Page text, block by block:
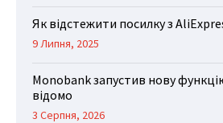
Як відстежити посилку з
9 Липня, 2025
Monobank запустив нову
відомо
3 Серпня, 2026